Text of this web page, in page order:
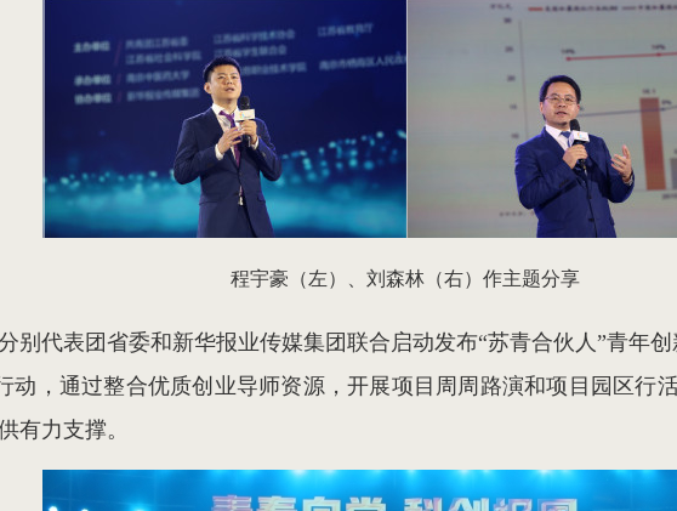
程宇豪（左）、刘森林（右）作主题分享
别代表团省委和新华报业传媒集团联合启动发布“苏青合伙人”青年
动，通过整合优质创业导师资源，开展项目周周路演和项目园区行
有力支撑。